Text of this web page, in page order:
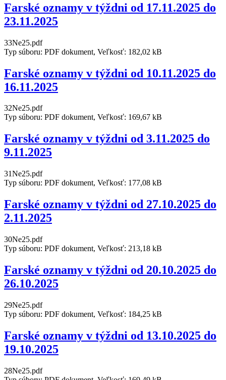
Farské oznamy v týždni od 17.11.2025 do
23.11.2025
33Ne25.pdf
Typ súboru: PDF dokument, Veľkosť: 182,02 kB
Farské oznamy v týždni od 10.11.2025 do
16.11.2025
32Ne25.pdf
Typ súboru: PDF dokument, Veľkosť: 169,67 kB
Farské oznamy v týždni od 3.11.2025 do
9.11.2025
31Ne25.pdf
Typ súboru: PDF dokument, Veľkosť: 177,08 kB
Farské oznamy v týždni od 27.10.2025 do
2.11.2025
30Ne25.pdf
Typ súboru: PDF dokument, Veľkosť: 213,18 kB
Farské oznamy v týždni od 20.10.2025 do
26.10.2025
29Ne25.pdf
Typ súboru: PDF dokument, Veľkosť: 184,25 kB
Farské oznamy v týždni od 13.10.2025 do
19.10.2025
28Ne25.pdf